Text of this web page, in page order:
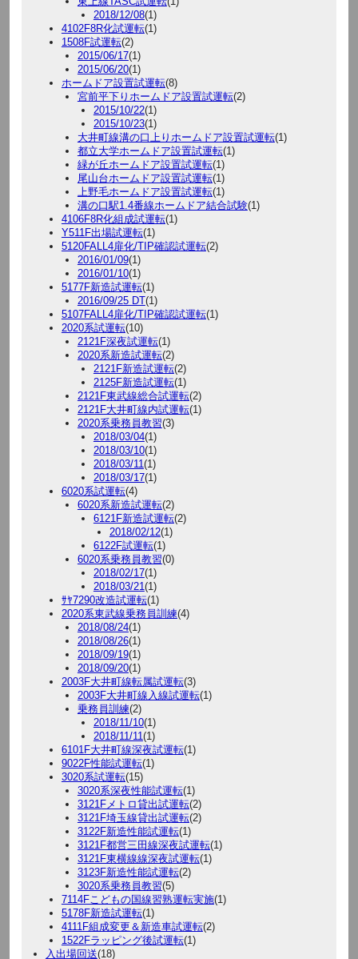
2018/12/08(1)
4102F8R化試運転(1)
1508F試運転(2)
2015/06/17(1)
2015/06/20(1)
ホームドア設置試運転(8)
宮前平下りホームドア設置試運転(2)
2015/10/22(1)
2015/10/23(1)
大井町線溝の口上りホームドア設置試運転(1)
都立大学ホームドア設置試運転(1)
緑が丘ホームドア設置試運転(1)
尾山台ホームドア設置試運転(1)
上野毛ホームドア設置試運転(1)
溝の口駅1.4番線ホームドア結合試験(1)
4106F8R化組成試運転(1)
Y511F出場試運転(1)
5120FALL4扉化/TIP確認試運転(2)
2016/01/09(1)
2016/01/10(1)
5177F新造試運転(1)
2016/09/25 DT(1)
5107FALL4扉化/TIP確認試運転(1)
2020系試運転(10)
2121F深夜試運転(1)
2020系新造試運転(2)
2121F新造試運転(2)
2125F新造試運転(1)
2121F東武線総合試運転(2)
2121F大井町線内試運転(1)
2020系乗務員教習(3)
2018/03/04(1)
2018/03/10(1)
2018/03/11 (1)
2018/03/17(1)
6020系試運転(4)
6020系新造試運転(2)
6121F新造試運転(2)
2018/02/12(1)
6122F試運転(1)
6020系乗務員教習(0)
2018/02/17(1)
2018/03/21 (1)
ｻﾔ7290改造試運転(1)
2020系東武線乗務員訓練(4)
2018/08/24(1)
2018/08/26(1)
2018/09/19(1)
2018/09/20(1)
2003F大井町線転属試運転(3)
2003F大井町線入線試運転(1)
乗務員訓練(2)
2018/11/10(1)
2018/11/11 (1)
6101F大井町線深夜試運転(1)
9022F性能試運転(1)
3020系試運転(15)
3020系深夜性能試運転(1)
3121Fメトロ貸出試運転(2)
3121F埼玉線貸出試運転(2)
3122F新造性能試運転(1)
3121F都営三田線深夜試運転(1)
3121F東横線線深夜試運転(1)
3123F新造性能試運転(2)
3020系乗務員教習(5)
7114Fこどもの国線習熟運転実施(1)
5178F新造試運転(1)
4111F組成変更＆新造車試運転(2)
1522Fラッピング後試運転(1)
入出場回送(18)